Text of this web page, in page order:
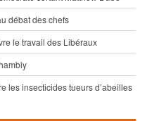
débat des chefs
le travail des Libéraux
les insecticides tueurs d’abeilles